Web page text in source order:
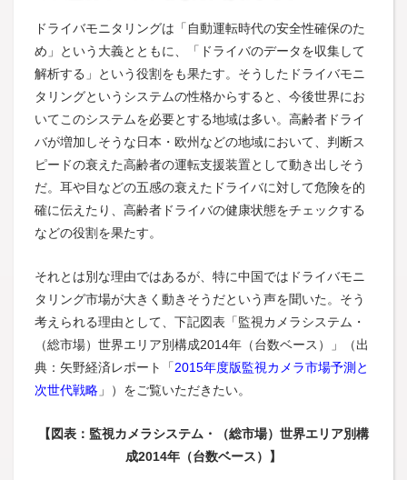
ドライバモニタリングは「自動運転時代の安全性確保のた
め」という大義とともに、「ドライバのデータを収集して
解析する」という役割をも果たす。そうしたドライバモニ
タリングというシステムの性格からすると、今後世界にお
いてこのシステムを必要とする地域は多い。高齢者ドライ
バが増加しそうな日本・欧州などの地域において、判断ス
ピードの衰えた高齢者の運転支援装置として動き出しそう
だ。耳や目などの五感の衰えたドライバに対して危険を的
確に伝えたり、高齢者ドライバの健康状態をチェックする
などの役割を果たす。
それとは別な理由ではあるが、特に中国ではドライバモニ
タリング市場が大きく動きそうだという声を聞いた。そう
考えられる理由として、下記図表「監視カメラシステム・
（総市場）世界エリア別構成2014年（台数ベース）」（出
典：矢野経済レポート「2015年度版監視カメラ市場予測と
次世代戦略」）をご覧いただきたい。
【図表：監視カメラシステム・（総市場）世界エリア別構
成2014年（台数ベース）】